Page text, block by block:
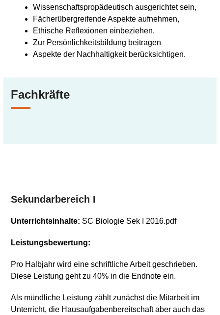
Wissenschaftspropädeutisch ausgerichtet sein,
Fächerübergreifende Aspekte aufnehmen,
Ethische Reflexionen einbeziehen,
Zur Persönlichkeitsbildung beitragen
Aspekte der Nachhaltigkeit berücksichtigen.
Fachkräfte
Sekundarbereich I
Unterrichtsinhalte: SC Biologie Sek I 2016.pdf
Leistungsbewertung:
Pro Halbjahr wird eine schriftliche Arbeit geschrieben.
Diese Leistung geht zu 40% in die Endnote ein.
Als mündliche Leistung zählt zunächst die Mitarbeit im
Unterricht, die Hausaufgabenbereitschaft aber auch das